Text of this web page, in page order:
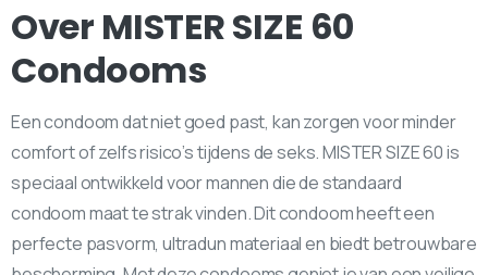
Over MISTER SIZE 60
Condooms
Een condoom dat niet goed past, kan zorgen voor minder
comfort of zelfs risico’s tijdens de seks. MISTER SIZE 60 is
speciaal ontwikkeld voor mannen die de standaard
condoom maat te strak vinden. Dit condoom heeft een
perfecte pasvorm, ultradun materiaal en biedt betrouwbare